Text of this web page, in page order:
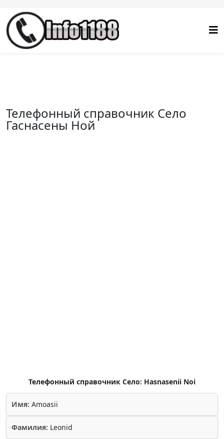
Телефонный справочник Село
Гаснасены Ной
Телефонный справочник Село: Hasnasenii Noi
Имя: Amoasii
Фамилия: Leonid